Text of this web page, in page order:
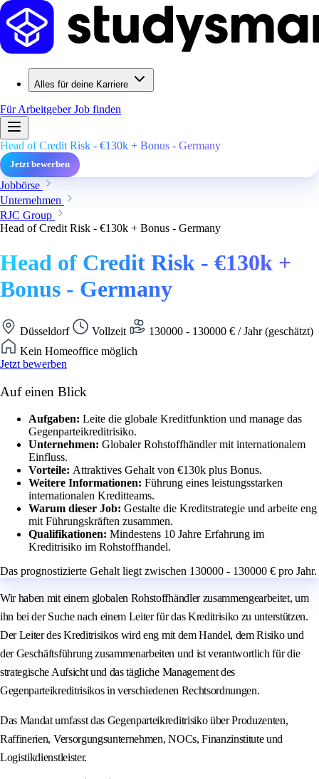
Alles für deine Karriere
Für ArbeitgeberJob finden
Head of Credit Risk - €130k + Bonus - Germany
Jetzt bewerben
Jobbörse
Unternehmen
RJC Group
Head of Credit Risk - €130k + Bonus - Germany
Head of Credit Risk - €130k +
Bonus - Germany
Düsseldorf Vollzeit
130000 - 130000 € / Jahr (geschätzt)
Kein Homeoffice möglich
Jetzt bewerben
Auf einen Blick
Aufgaben: Leite die globale Kreditfunktion und manage das
Gegenparteikreditrisiko.
Unternehmen: Globaler Rohstoffhändler mit internationalem
Einfluss.
Vorteile: Attraktives Gehalt von €130k plus Bonus.
Weitere Informationen: Führung eines leistungsstarken
internationalen Kreditteams.
Warum dieser Job: Gestalte die Kreditstrategie und arbeite eng
mit Führungskräften zusammen.
Qualifikationen: Mindestens 10 Jahre Erfahrung im
Kreditrisiko im Rohstoffhandel.
Das prognostizierte Gehalt liegt zwischen 130000 - 130000 € pro Jahr.
Wir haben mit einem globalen Rohstoffhändler zusammengearbeitet, um
ihn bei der Suche nach einem Leiter für das Kreditrisiko zu unterstützen.
Der Leiter des Kreditrisikos wird eng mit dem Handel, dem Risiko und
der Geschäftsführung zusammenarbeiten und ist verantwortlich für die
strategische Aufsicht und das tägliche Management des
Gegenparteikreditrisikos in verschiedenen Rechtsordnungen.
Das Mandat umfasst das Gegenparteikreditrisiko über Produzenten,
Raffinerien, Versorgungsunternehmen, NOCs, Finanzinstitute und
Logistikdienstleister.